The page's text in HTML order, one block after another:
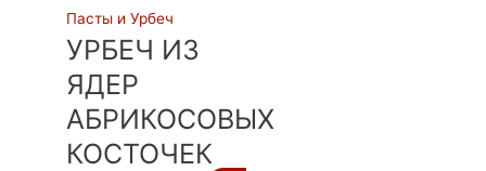
Пасты и Урбеч
УРБЕЧ ИЗ
ЯДЕР
АБРИКОСОВЫХ
КОСТОЧЕК